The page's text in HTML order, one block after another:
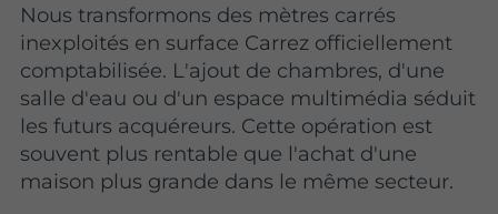
Nous transformons des mètres carrés
inexploités en surface Carrez officiellement
comptabilisée. L'ajout de chambres, d'une
salle d'eau ou d'un espace multimédia séduit
les futurs acquéreurs. Cette opération est
souvent plus rentable que l'achat d'une
maison plus grande dans le même secteur.